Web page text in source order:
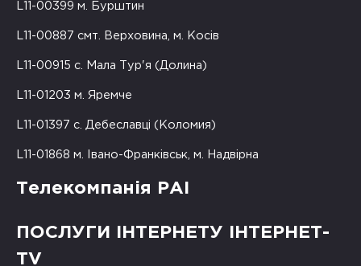
L11-00399 м. Бурштин
L11-00887 смт. Верховина, м. Косів
L11-00915 с. Мала Тур'я (Долина)
L11-01203 м. Яремче
L11-01397 с. Дебеславці (Коломия)
L11-01868 м. Івано-Франківськ, м. Надвірна
Телекомпанія РАІ
ПОСЛУГИ ІНТЕРНЕТУ ІНТЕРНЕТ-
TV